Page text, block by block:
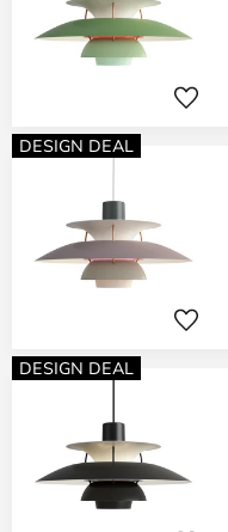
DESIGN DEAL
DESIGN DEAL